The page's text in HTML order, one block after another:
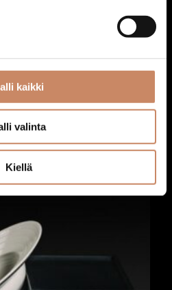
kaikki
valinta
Kiellä
0,50€
ostoskoriin